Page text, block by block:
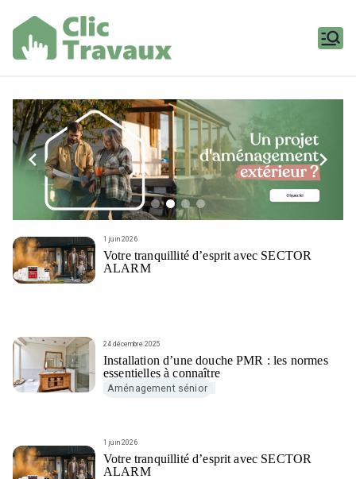
contenu
Travaux
1 juin 2026
Votre tranquillité d’esprit avec SECTOR
ALARM
24 décembre 2025
Installation d’une douche PMR : les normes
essentielles à connaître
Aménagement sénior
1 juin 2026
Votre tranquillité d’esprit avec SECTOR
ALARM